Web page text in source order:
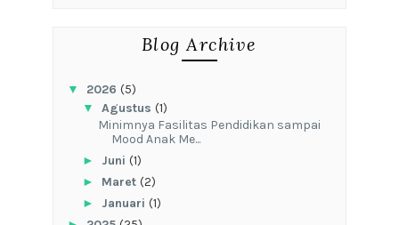
Blog Archive
▼ 2026 (5)
▼ Agustus (1)
‎Minimnya Fasilitas Pendidikan sampai
Mood Anak Me...
► Juni (1)
► Maret (2)
► Januari (1)